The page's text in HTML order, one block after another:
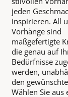
jeden
inspirieren. All
Vorhänge sind
maßgefertigte
die genau auf
Bedürfnisse
werden,
den
Wählen Sie aus